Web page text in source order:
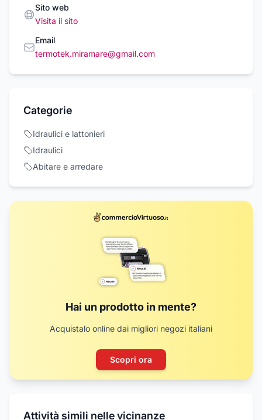
Sito web
Visita il sito
Email
termotek.miramare@gmail.com
Categorie
Idraulici e lattonieri
Idraulici
Abitare e arredare
Hai un prodotto in mente?
Acquistalo online dai migliori negozi italiani
Scopri ora
Attività simili nelle vicinanze